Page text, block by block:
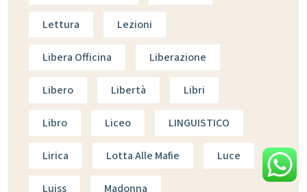
Lettura Lezioni
Libera Officina Liberazione
Libero Libertà Libri
Libro Liceo LINGUISTICO
Lirica Lotta Alle Mafie Luce
Luiss Madonna